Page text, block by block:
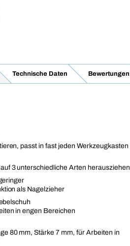
Technische Daten Bewertungen
passt in fast jeden Werkzeugkasten
3 unterschiedliche Arten herausziehen
als Nagelzieher
in engen Bereichen
80 mm, Stärke 7 mm, für Arbeiten in